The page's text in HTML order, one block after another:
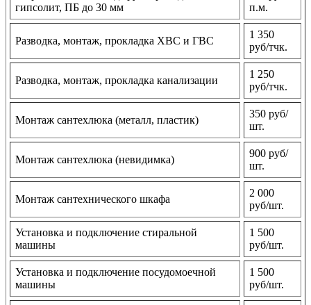
гипсолит, ПБ до 30 мм
п.м.
Разводка, монтаж, прокладка ХВС и ГВС
1 350
руб/тчк.
Разводка, монтаж, прокладка канализации
1 250
руб/тчк.
Монтаж сантехлюка (металл, пластик)
350 руб/
шт.
Монтаж сантехлюка (невидимка)
900 руб/
шт.
Монтаж сантехнического шкафа
2 000
руб/шт.
Установка и подключение стиральной
машины
1 500
руб/шт.
Установка и подключение посудомоечной
машины
1 500
руб/шт.